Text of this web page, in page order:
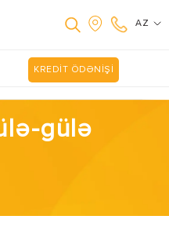
AZ
KREDİT ÖDƏNİŞİ
gülə